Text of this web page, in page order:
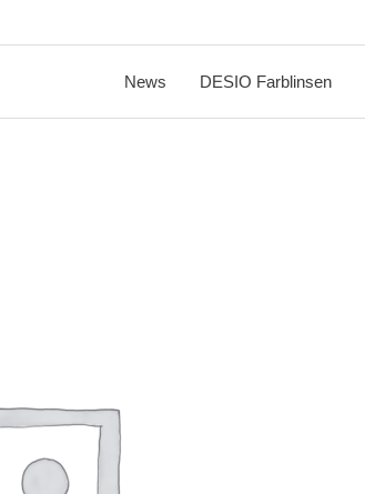
News DESIO Farblinsen